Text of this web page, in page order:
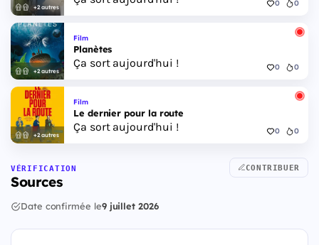
+2 autres 0 0
+2 autres
Film
Planètes
Ça sort aujourd'hui ! 0 0
+2 autres
Film
Le dernier pour la route
Ça sort aujourd'hui ! 0 0
VÉRIFICATION
Sources
CONTRIBUER
Date confirmée le9 juillet 2026